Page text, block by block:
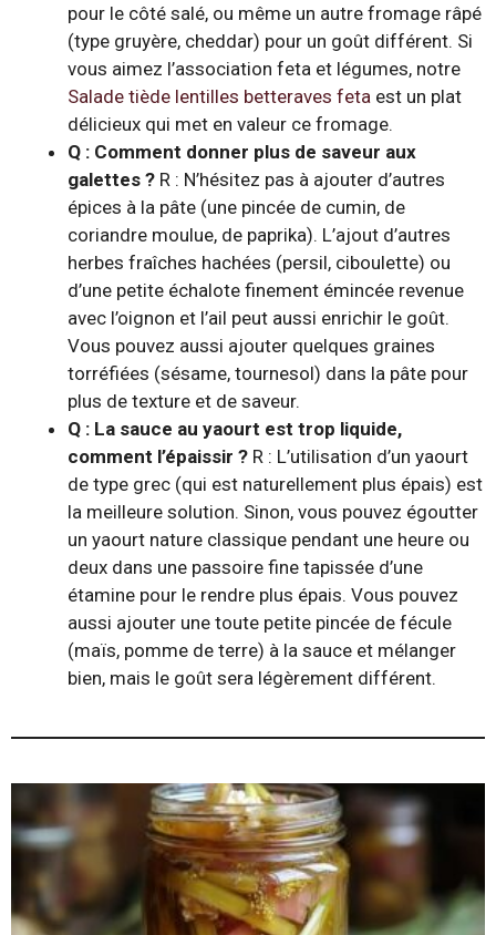
pour le côté salé, ou même un autre fromage râpé
(type gruyère, cheddar) pour un goût différent. Si
vous aimez l’association feta et légumes, notre
Salade tiède lentilles betteraves feta est un plat
délicieux qui met en valeur ce fromage.
Q : Comment donner plus de saveur aux
galettes ? R : N’hésitez pas à ajouter d’autres
épices à la pâte (une pincée de cumin, de
coriandre moulue, de paprika). L’ajout d’autres
herbes fraîches hachées (persil, ciboulette) ou
d’une petite échalote finement émincée revenue
avec l’oignon et l’ail peut aussi enrichir le goût.
Vous pouvez aussi ajouter quelques graines
torréfiées (sésame, tournesol) dans la pâte pour
plus de texture et de saveur.
Q : La sauce au yaourt est trop liquide,
comment l’épaissir ? R : L’utilisation d’un yaourt
de type grec (qui est naturellement plus épais) est
la meilleure solution. Sinon, vous pouvez égoutter
un yaourt nature classique pendant une heure ou
deux dans une passoire fine tapissée d’une
étamine pour le rendre plus épais. Vous pouvez
aussi ajouter une toute petite pincée de fécule
(maïs, pomme de terre) à la sauce et mélanger
bien, mais le goût sera légèrement différent.